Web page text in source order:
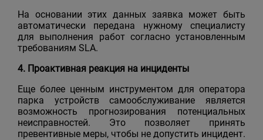
На основании этих данных заявка может быть
автоматически передана нужному специалисту
для выполнения работ согласно установленным
требованиям SLA.
4. Проактивная реакция на инциденты
Еще более ценным инструментом для оператора
парка устройств самообслуживание является
возможность прогнозирования потенциальных
неисправностей. Это позволяет принять
превентивные меры, чтобы не допустить инцидент.